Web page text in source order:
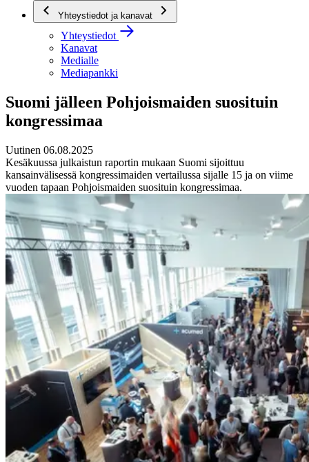
Yhteystiedot ja kanavat
Yhteystiedot
Kanavat
Medialle
Mediapankki
Suomi jälleen Pohjoismaiden suosituin
kongressimaa
Uutinen 06.08.2025
Kesäkuussa julkaistun raportin mukaan Suomi sijoittuu
kansainvälisessä kongressimaiden vertailussa sijalle 15 ja on viime
vuoden tapaan Pohjoismaiden suosituin kongressimaa.